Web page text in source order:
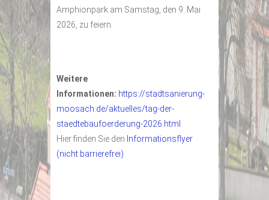
Amphionpark am Samstag, den 9. Mai
2026, zu feiern.
Weitere
Informationen: https://stadtsanierung-
moosach.de/aktuelles/tag-der-
staedtebaufoerderung-2026.html
Hier finden Sie den Informationsflyer
(nicht barrierefrei)